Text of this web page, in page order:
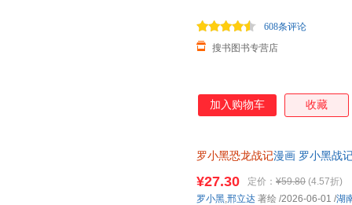
搜书图书专营店
608条评论
加入购物车 收藏
罗小黑恐龙战记漫画 罗小黑战
近发货，85%城市次日达，团
¥27.30 定价： ¥59.80 (4.57折)
罗小黑,邢立达 著绘 /2026-06-01 /湖